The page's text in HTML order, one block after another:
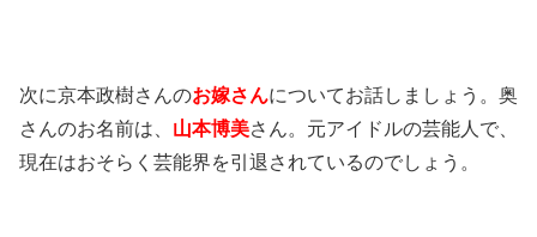
次に京本政樹さんのお嫁さんについてお話しましょう。 奥
さんのお名前は、 山本博美さん。元アイドルの芸能人で、
現在はおそらく芸能界を引退されているのでしょう。